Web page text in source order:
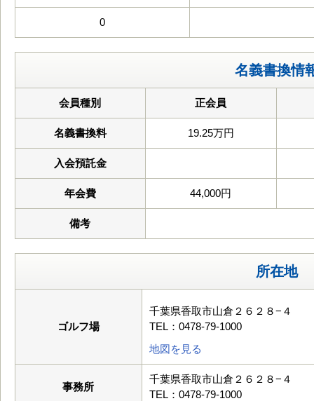
0
名義書換情
会員種別 正会員
名義書換料 19.25万円
入会預託金
年会費 44,000円
備考
所在地
ゴルフ場
千葉県香取市山倉２６２８−４
TEL：0478-79-1000
地図を見る
事務所
千葉県香取市山倉２６２８−４
TEL：0478-79-1000